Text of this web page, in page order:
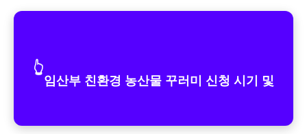
👆
임산부 친환경 농산물 꾸러미 신청 시기 및